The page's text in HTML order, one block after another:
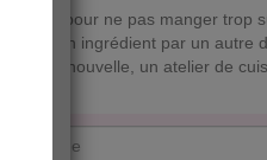
pour ne pas manger trop
un ingrédient par un autre
nouvelle, un atelier de